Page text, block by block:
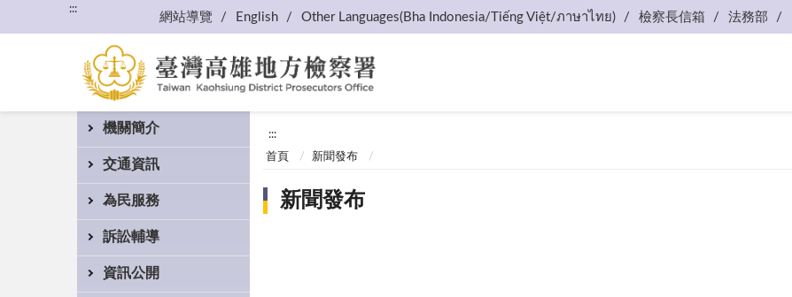
:::
網站導覽 English Other Languages(Bha Indonesia/Tiếng Việt/ภาษาไทย) 檢察長信箱 法務部
機關簡介
交通資訊
為民服務
訴訟輔導
資訊公開
:::
首頁 新聞發布
新聞發布